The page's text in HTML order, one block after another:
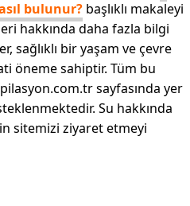
bulunur? başlıklı makaleyi
hakkında daha fazla bilgi
sağlıklı bir yaşam ve çevre
öneme sahiptir. Tüm bu
sayfasında yer
Su hakkında
sitemizi ziyaret etmeyi